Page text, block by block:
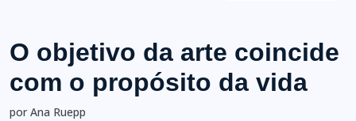
O objetivo da arte coincide
com o propósito da vida
por Ana Ruepp